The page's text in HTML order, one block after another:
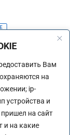
Вам
на
ip-
устройства и
пришел на сайт
и на какие
2 курса
защитой